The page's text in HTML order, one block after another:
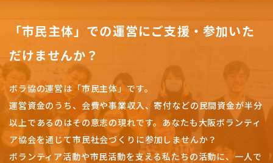
「市民主体」での運営にご支援・参加いた
だけませんか？
ボラ協の運営は「市民主体」です。
運営資金のうち、会費や事業収入、寄付などの民間資金が半分
以上であるのはその意志の現れです。 あなたも大阪ボランティ
ア協会を通じて市民社会づくりに参加しませんか？
ボランティア活動や市民活動を支える私たちの活動に、一人で